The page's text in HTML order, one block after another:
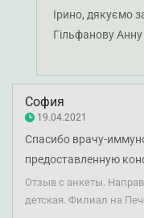
Ірино, дякуємо
Гільфанову
София
19.04.2021
Спасибо врачу-
предоставленную
на мою проблему.
Отзыв с анкеты.
детская. Филиал на